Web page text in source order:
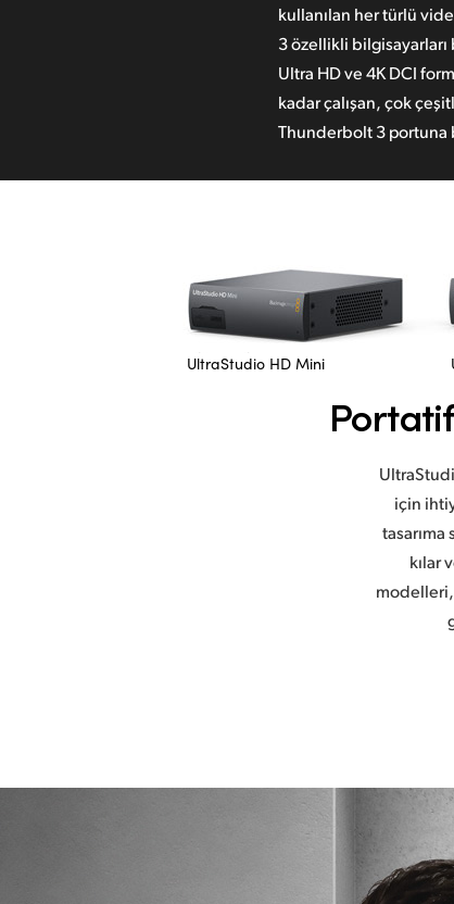
kullanılan her türlü
3 özellikli
Ultra HD ve 4K DCI
kadar çalışan, çok
Thunderbolt 3 portuna
UltraStudio HD Mini
için
kılar